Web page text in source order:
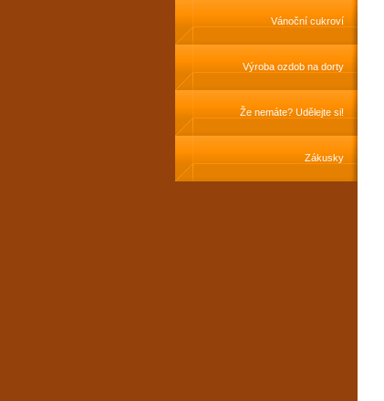
Vánoční cukroví
Výroba ozdob na dorty
Že nemáte? Udělejte si!
Zákusky